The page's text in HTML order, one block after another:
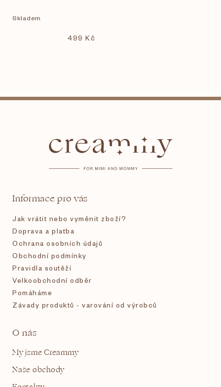
Skladem
499 Kč
Informace pro vás
Jak vrátit nebo vyměnit zboží?
Doprava a platba
Ochrana osobních údajů
Obchodní podmínky
Pravidla soutěží
Velkoobchodní odběr
Pomáháme
Závady produktů - varování od výrobců
O nás
My jsme Creammy
Naše obchody